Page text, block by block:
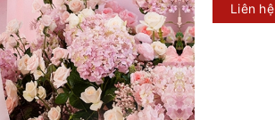
Liên hệ